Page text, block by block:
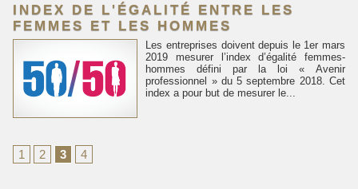
INDEX DE L'ÉGALITÉ ENTRE LES
FEMMES ET LES HOMMES
Les entreprises doivent depuis le 1er mars
2019 mesurer l’index d’égalité femmes-
hommes défini par la loi « Avenir
professionnel » du 5 septembre 2018. Cet
index a pour but de mesurer le...
1 2 3 4